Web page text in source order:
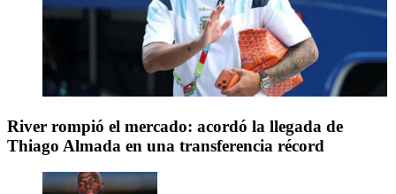
River rompió el mercado: acordó la llegada de
Thiago Almada en una transferencia récord